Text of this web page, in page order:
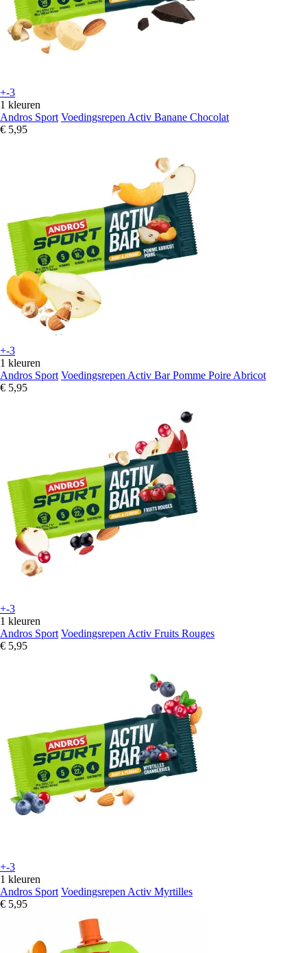
+-3
1 kleuren
Andros Sport Voedingsrepen Activ Banane Chocolat
€ 5,95
+-3
1 kleuren
Andros Sport Voedingsrepen Activ Bar Pomme Poire Abricot
€ 5,95
+-3
1 kleuren
Andros Sport Voedingsrepen Activ Fruits Rouges
€ 5,95
+-3
1 kleuren
Andros Sport Voedingsrepen Activ Myrtilles
€ 5,95